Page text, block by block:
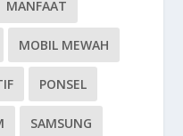
MANFAAT
MOBIL MEWAH
PONSEL
SAMSUNG